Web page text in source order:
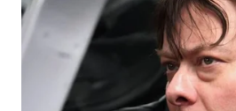
SERDANG
WN
TEBING
TINGGI